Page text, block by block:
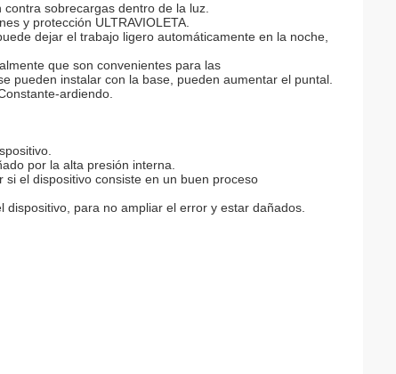
sobrecargas dentro de la luz.
y protección ULTRAVIOLETA.
dejar el trabajo ligero automáticamente en la noche,
que son convenientes para las
pueden instalar con la base, pueden aumentar el puntal.
ardiendo.
por la alta presión interna.
el dispositivo consiste en un buen proceso
para no ampliar el error y estar dañados.